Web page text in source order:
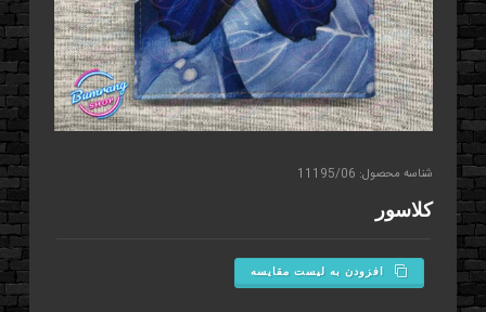
شناسه محصول: 11195/06
کلاسور
افزودن به لیست مقایسه